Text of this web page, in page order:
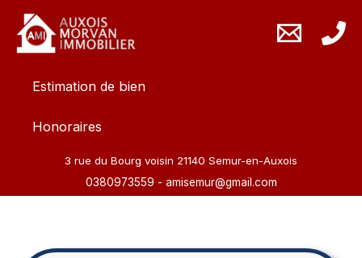
Aller
contenu
Estimation de bien
Honoraires
3 rue du Bourg voisin 21140 Semur-en-Auxois
0380973559 - amisemur@gmail.com